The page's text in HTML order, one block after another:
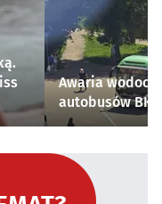
Awaria
autobusów